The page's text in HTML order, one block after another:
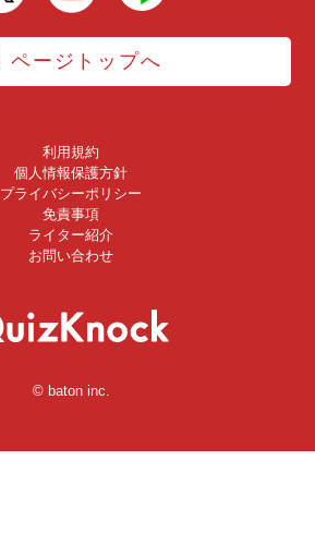
ページトップへ
利用規約
個人情報保護方針
プライバシーポリシー
免責事項
ライター紹介
お問い合わせ
© baton inc.